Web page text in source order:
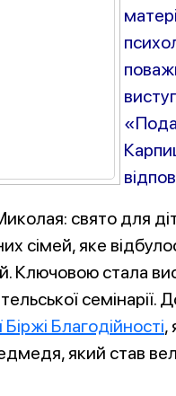
свято для
сімей, яке
Ключовою стала
семінарії.
Біржі Благодійності,
який став